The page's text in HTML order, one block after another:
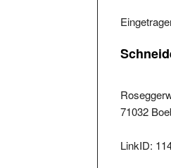
71032
LinkID: